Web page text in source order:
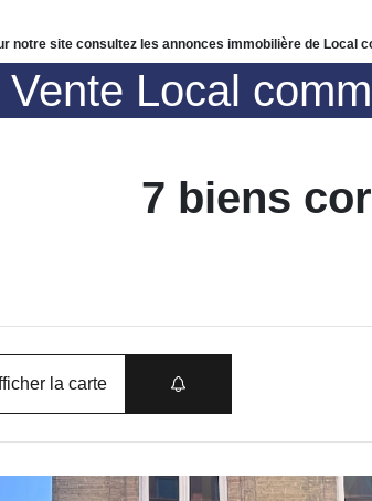
notre site consultez les annonces immobilière de Local
Local
7 biens
la carte